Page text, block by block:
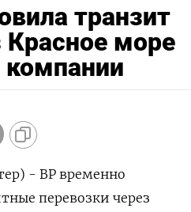
транзит
Красное море
компании
- BP временно
перевозки через